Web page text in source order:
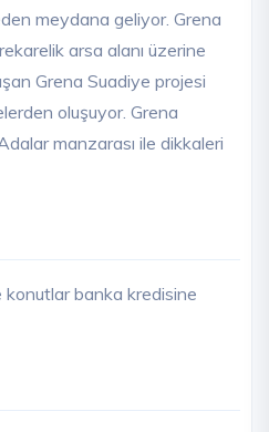
meydana geliyor. Grena
arsa alanı üzerine
Grena Suadiye projesi
oluşuyor. Grena
manzarası ile dikkaleri
banka kredisine